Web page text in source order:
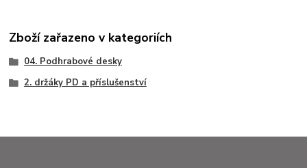
Zboží zařazeno v kategoriích
04. Podhrabové desky
2. držáky PD a příslušenství